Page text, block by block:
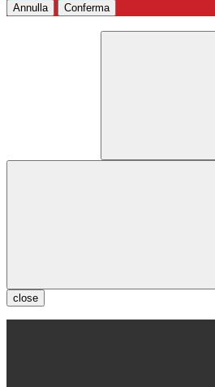
Annulla Conferma
close